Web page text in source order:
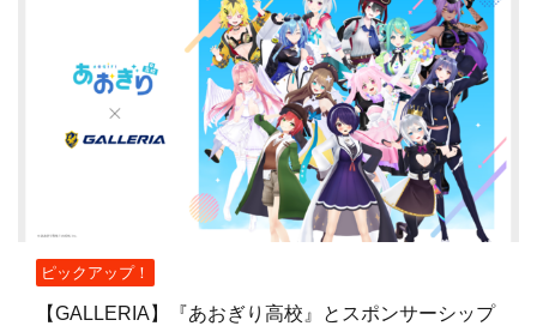
ピックアップ！
【GALLERIA】『あおぎり高校』とスポンサーシップ